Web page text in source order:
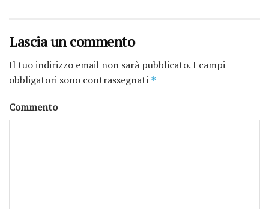
Lascia un commento
Il tuo indirizzo email non sarà pubblicato.I campi
obbligatori sono contrassegnati *
Commento